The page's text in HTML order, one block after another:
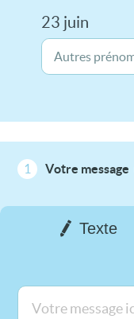
23 juin
1 Votre message
Texte